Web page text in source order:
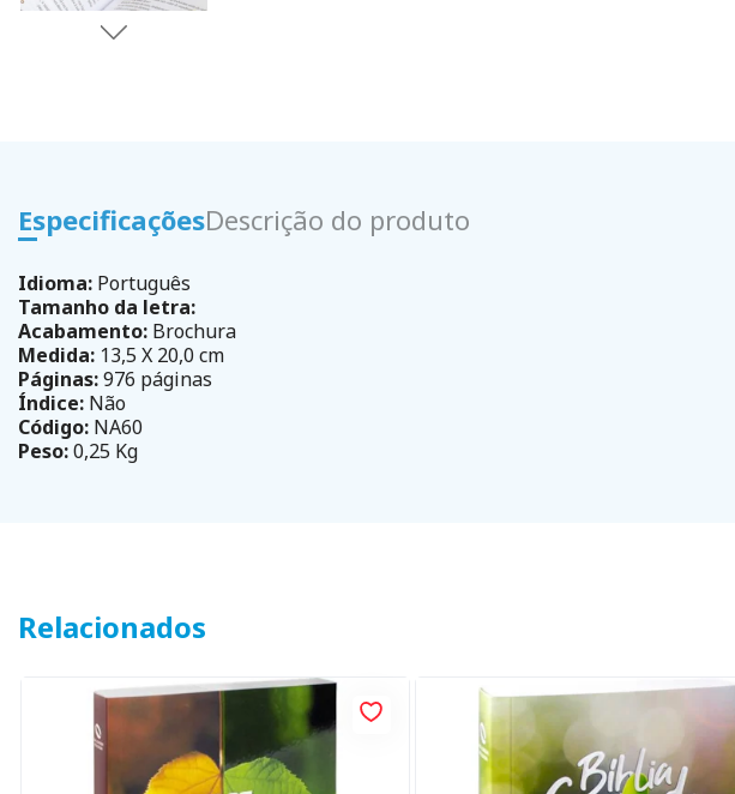
EspecificaçõesDescrição do produto
Idioma: Português
Tamanho da letra:
Acabamento: Brochura
Medida: 13,5 X 20,0 cm
Páginas:976 páginas
Índice: Não
Código: NA60
Peso:0,25 Kg
Relacionados